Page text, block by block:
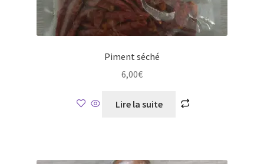
Piment séché
6,00€
Lire la suite